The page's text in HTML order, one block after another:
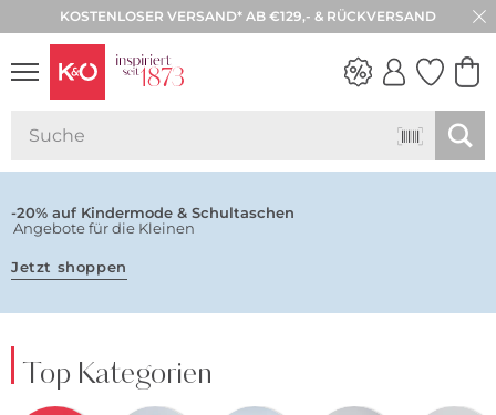
KOSTENLOSER VERSAND* AB €129,- & RÜCKVERSAND
-20% auf Kindermode & Schultaschen
Angebote für die Kleinen
Jetzt shoppen
Top Kategorien